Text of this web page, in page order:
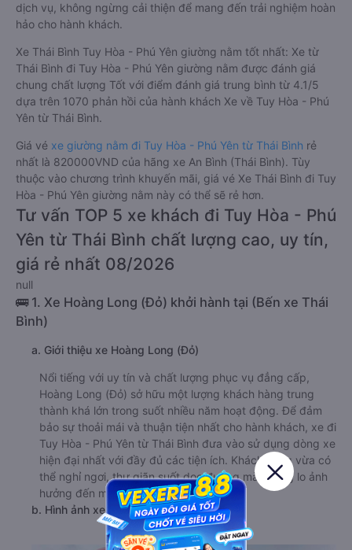
dịch vụ, không ngừng cải thiện để mang đến trải nghiệm hoàn
hảo cho hành khách.
Xe Thái Bình Tuy Hòa - Phú Yên giường nằm tốt nhất: Xe từ
Thái Bình đi Tuy Hòa - Phú Yên giường nằm được đánh giá
chung chất lượng Tốt với điểm đánh giá trung bình từ 4.1/5
dựa trên 1070 phản hồi của hành khách Xe về Tuy Hòa - Phú
Yên từ Thái Bình.
Giá vé xe giường nằm đi Tuy Hòa - Phú Yên từ Thái Bình rẻ
nhất là 820000VND của hãng xe An Bình (Thái Bình). Tùy
thuộc vào chương trình khuyến mãi, giá vé Xe Thái Bình đi Tuy
Hòa - Phú Yên giường nằm này có thể sẽ rẻ hơn.
Tư vấn TOP 5 xe khách đi Tuy Hòa - Phú
Yên từ Thái Bình chất lượng cao, uy tín,
giá rẻ nhất 08/2026
null
🚌 1. Xe Hoàng Long (Đỏ) khởi hành tại (Bến xe Thái
Bình)
a. Giới thiệu xe Hoàng Long (Đỏ)
Nổi tiếng với uy tín và chất lượng phục vụ đẳng cấp,
Hoàng Long (Đỏ) sở hữu một lượng khách hàng trung
thành khá lớn trong suốt nhiều năm hoạt động. Để đảm
bảo sự thoải mái và thuận tiện nhất cho hành khách, xe đi
Tuy Hòa - Phú Yên từ Thái Bình đưa vào sử dụng dòng xe
hiện đại nhất với đầy đủ các tiện ích. Khách hàng vừa có
thể nghỉ ngơi, thư giãn suốt dọc đường mà không lo ảnh
hưởng đến mọi người xung quanh.
b. Hình ảnh xe Hoàng Long (Đỏ)